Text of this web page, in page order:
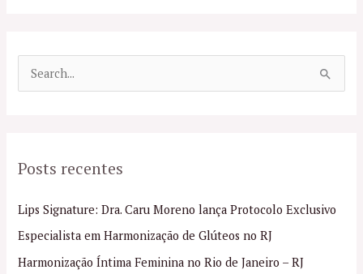
u
s
a
r
Posts recentes
Lips Signature: Dra. Caru Moreno lança Protocolo Exclusivo
Especialista em Harmonização de Glúteos no RJ
Harmonização Íntima Feminina no Rio de Janeiro – RJ